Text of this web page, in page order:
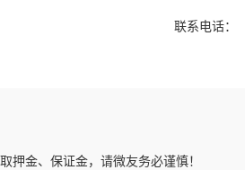
联系电话：
押金、保证金，请微友务必谨慎！